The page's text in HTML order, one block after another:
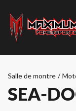
Salle de montre /
SEA-